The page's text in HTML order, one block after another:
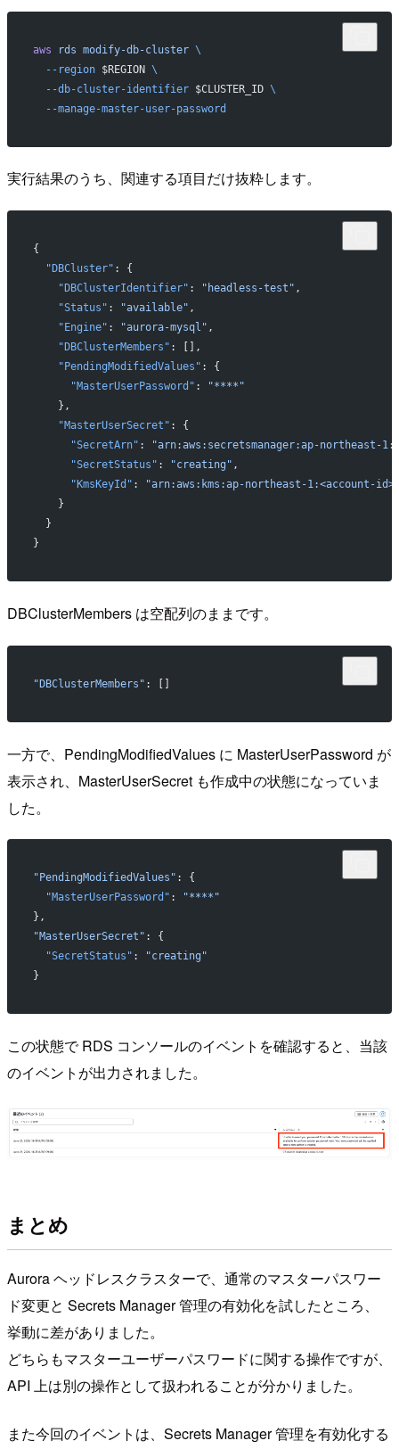
aws rds modify-db-cluster \
  --region
$REGION \
  --db-cluster-identifier
$CLUSTER_ID \
  --manage-master-user-password
実行結果のうち、関連する項目だけ抜粋します。
{
  "DBCluster"
: {
    "DBClusterIdentifier"
: "headless-test" ,
    "Status"
: "available" ,
    "Engine"
: "aurora-mysql" ,
    "DBClusterMembers"
: [],
    "PendingModifiedValues"
: {
      "MasterUserPassword"
:
"****"
    },
    "MasterUserSecret"
: {
      "SecretArn"
:
"arn:aws:secretsmanager:ap-northeast-
      "SecretStatus"
: "creating" ,
      "KmsKeyId"
:
"arn:aws:kms:ap-northeast-1:<account-
    }
  }
}
DBClusterMembers は空配列のままです。
"DBClusterMembers" : []
一方で、PendingModifiedValues に MasterUserPassword が
表示され、MasterUserSecret も作成中の状態になっていま
した。
"PendingModifiedValues" : {
  "MasterUserPassword"
:
"****"
},
"MasterUserSecret" : {
  "SecretStatus"
:
"creating"
}
この状態で RDS コンソールのイベントを確認すると、当該
のイベントが出力されました。
まとめ
Aurora ヘッドレスクラスターで、通常のマスターパスワー
ド変更と Secrets Manager 管理の有効化を試したところ、
挙動に差がありました。
どちらもマスターユーザーパスワードに関する操作ですが、
API 上は別の操作として扱われることが分かりました。
また今回のイベントは、Secrets Manager 管理を有効化する